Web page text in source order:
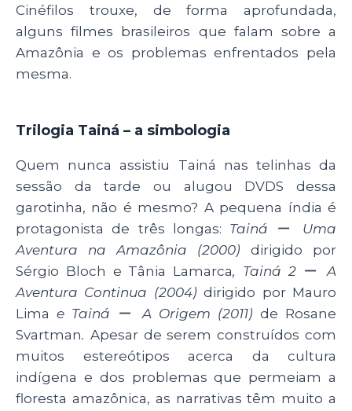
Cinéfilos trouxe, de forma aprofundada,
alguns filmes brasileiros que falam sobre a
Amazônia e os problemas enfrentados pela
mesma.
Trilogia Tainá – a simbologia
Quem nunca assistiu Tainá nas telinhas da
sessão da tarde ou alugou DVDS dessa
garotinha, não é mesmo? A pequena índia é
protagonista de três longas: Tainá ー Uma
Aventura na Amazônia (2000) dirigido por
Sérgio Bloch e Tânia Lamarca, Tainá 2 ー A
Aventura Continua (2004)dirigido por Mauro
Lima e Tainá ー A Origem (2011) de Rosane
Svartman. Apesar de serem construídos com
muitos estereótipos acerca da cultura
indígena e dos problemas que permeiam a
floresta amazônica, as narrativas têm muito a